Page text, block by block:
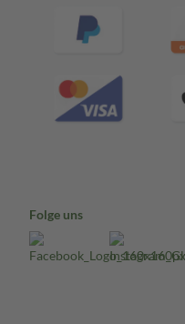
Folge uns